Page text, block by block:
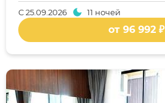
С25.09.2026 11 ночей
от 96 992 ₽